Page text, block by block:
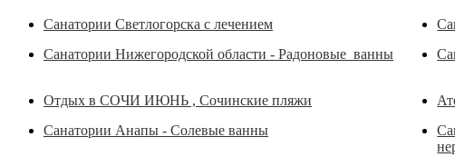
Санатории Светлогорска с лечением
Санатории Нижегородской области - Радоновые ванны
Отдых в СОЧИ ИЮНЬ , Сочинские пляжи
Санатории Анапы - Солевые ванны